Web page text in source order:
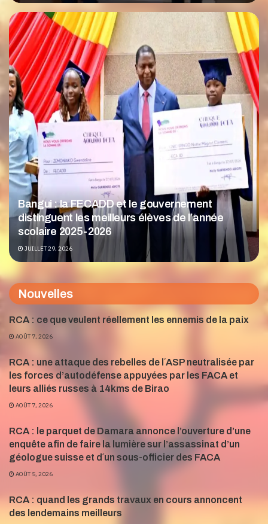
Bangui : la FECADD et le gouvernement
distinguent les meilleurs élèves de l’année
scolaire 2025-2026
JUILLET 29, 2026
Nouvelles
RCA : ce que veulent réellement les ennemis de la paix
AOÛT 7, 2026
RCA : une attaque des rebelles de l´ASP neutralisée par
les forces d’autodéfense appuyées par les FACA et
leurs alliés russes à 14kms de Birao
AOÛT 7, 2026
RCA : le parquet de Damara annonce l’ouverture d’une
enquête afin de faire la lumière sur l’assassinat d’un
géologue suisse et d´un sous-officier des FACA
AOÛT 5, 2026
RCA : quand les grands travaux en cours annoncent
des lendemains meilleurs